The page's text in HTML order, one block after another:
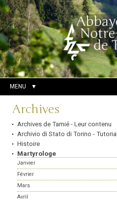
Aller
au
contenu.
|
Aller
à
la
navigation
Outils
personnels
Chercher par
Recherche
avancée…
MENU
Navigation
Archives
Archives de Tamié - Leur contenu
Archivio di Stato di Torino - Tutorial
Histoire
Martyrologe
Janvier
Février
Mars
Avril